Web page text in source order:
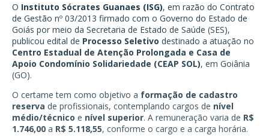
O Instituto Sócrates Guanaes (ISG), em razão do Contrato
de Gestão nº 03/2013 firmado com o Governo do Estado de
Goiás por meio da Secretaria de Estado de Saúde (SES),
publicou edital de Processo Seletivo destinado a atuação no
Centro Estadual de Atenção Prolongada e Casa de
Apoio Condomínio Solidariedade (CEAP SOL), em Goiânia
(GO).
O certame tem como objetivo a formação de cadastro
reserva de profissionais, contemplando cargos de nível
médio/técnico e nível superior. A remuneração varia de R$
1.746,00 a R$ 5.118,55, conforme o cargo e a carga horária.